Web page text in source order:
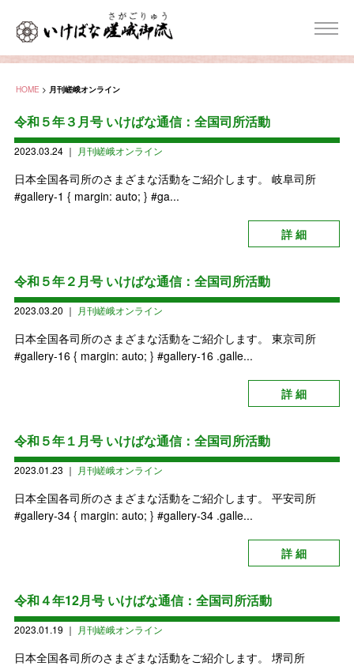
HOME > 月刊嵯峨オンライン
令和５年３月号 いけばな通信：全国司所活動
2023.03.24｜ 月刊嵯峨オンライン
日本全国各司所のさまざまな活動をご紹介します。 岐阜司所
#gallery-1 { margin: auto; } #ga...
詳 細
令和５年２月号 いけばな通信：全国司所活動
2023.03.20 ｜ 月刊嵯峨オンライン
日本全国各司所のさまざまな活動をご紹介します。 東京司所
#gallery-16 { margin: auto; } #gallery-16 .galle...
詳 細
令和５年１月号 いけばな通信：全国司所活動
2023.01.23 ｜ 月刊嵯峨オンライン
日本全国各司所のさまざまな活動をご紹介します。 平安司所
#gallery-34 { margin: auto; } #gallery-34 .galle...
詳 細
令和４年12月号 いけばな通信：全国司所活動
2023.01.19 ｜ 月刊嵯峨オンライン
日本全国各司所のさまざまな活動をご紹介します。 堺司所